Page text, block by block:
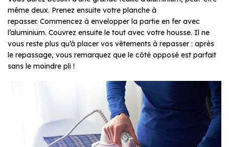
même deux. Prenez ensuite votre planche à
repasser. Commencez à envelopper la partie en fer avec
l’aluminium. Couvrez ensuite le tout avec votre housse. Il ne
vous reste plus qu’à placer vos vêtements à repasser : après
le repassage, vous remarquez que le côté opposé est parfait
sans le moindre pli !